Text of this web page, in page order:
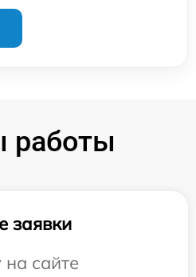
работы
заявки
на сайте